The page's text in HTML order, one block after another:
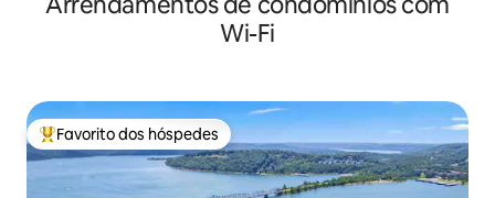
Wi-Fi
Favoritos dos hóspedes mais apreciados
Favorito dos hóspedes